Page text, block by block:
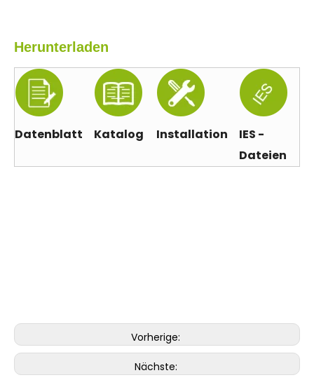
Herunterladen
Datenblatt Katalog Installation
IES -
Dateien
Vorherige:
Nächste: